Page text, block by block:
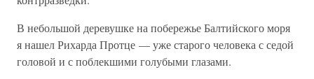
В небольшой деревушке на побережье Балтийского моря
я нашел Рихарда Протце — уже старого человека с седой
головой и с поблекшими голубыми глазами.